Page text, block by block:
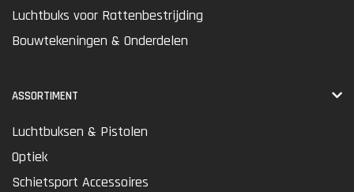
Luchtbuks voor Rattenbestrijding
Bouwtekeningen & Onderdelen
ASSORTIMENT
Luchtbuksen & Pistolen
Optiek
Schietsport Accessoires